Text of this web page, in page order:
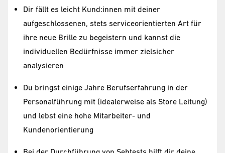
Dir fällt es leicht Kund:innen mit deiner
aufgeschlossenen, stets serviceorientierten Art für
ihre neue Brille zu begeistern und kannst die
individuellen Bedürfnisse immer zielsicher
analysieren
Du bringst einige Jahre Berufserfahrung in der
Personalführung mit (idealerweise als Store Leitung)
und lebst eine hohe Mitarbeiter- und
Kundenorientierung